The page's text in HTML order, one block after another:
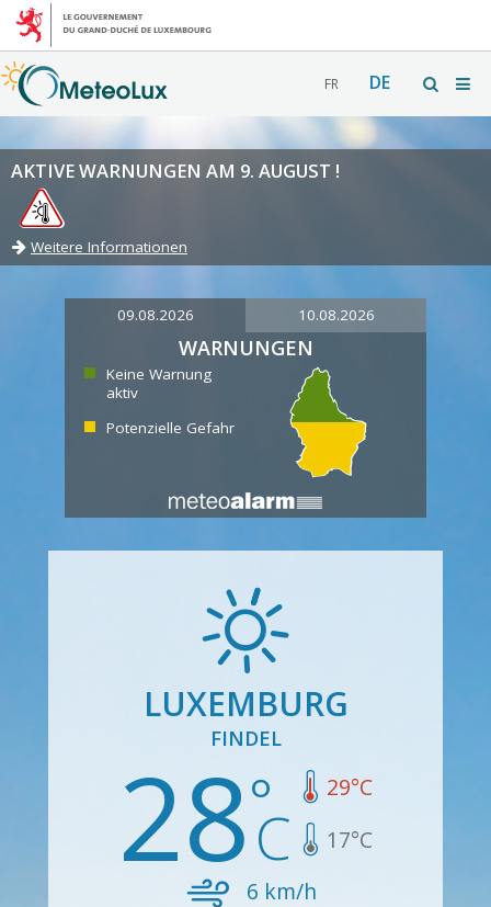
FR DE
AKTIVE WARNUNGEN AM 9. AUGUST !
Weitere Informationen
09.08.2026 10.08.2026
WARNUNGEN
Keine Warnung
aktiv
Potenzielle Gefahr
LUXEMBURG
FINDEL
28 29°C
17°C
6 km/h